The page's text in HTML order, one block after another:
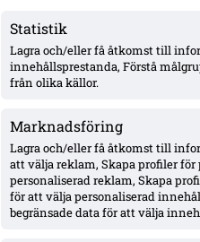
Statistik
Lagra och/eller få åtkomst till
innehållsprestanda, Förstå
från olika källor.
Marknadsföring
Lagra och/eller få åtkomst till
att välja reklam, Skapa profiler
personaliserad reklam, Skapa
för att välja personaliserad
begränsade data för att välja